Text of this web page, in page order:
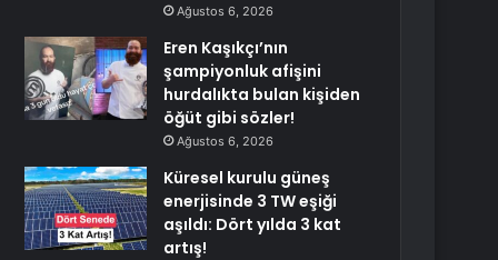
Ağustos 6, 2026
Eren Kaşıkçı’nın
şampiyonluk afişini
hurdalıkta bulan kişiden
öğüt gibi sözler!
Ağustos 6, 2026
Küresel kurulu güneş
enerjisinde 3 TW eşiği
aşıldı: Dört yılda 3 kat
artış!